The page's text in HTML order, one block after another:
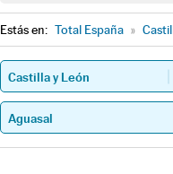
Estás en: Total España »